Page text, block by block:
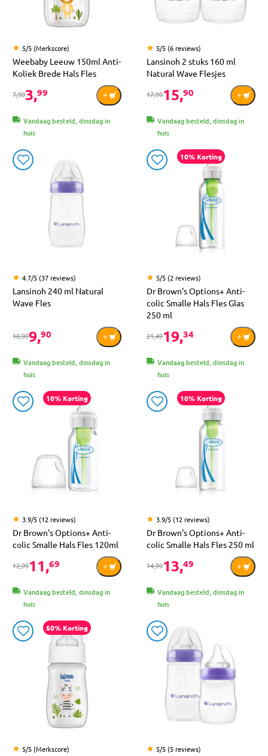
5/5 (Merkscore)
Weebaby Leeuw 150ml Anti-
Koliek Brede Hals Fles
7,993,99
Vandaag besteld, dinsdag in
huis
5/5 (6 reviews)
Lansinoh 2 stuks 160 ml
Natural Wave Flesjes
17,9915,90
Vandaag besteld, dinsdag in
huis
4.7/5 (37 reviews)
Lansinoh 240 ml Natural
Wave Fles
10,999,90
Vandaag besteld, dinsdag in
huis
10% Korting
5/5 (2 reviews)
Dr Brown's Options+ Anti-
colic Smalle Hals Fles Glas
250 ml
21,4919,34
Vandaag besteld, dinsdag in
huis
10% Korting
3.9/5 (12 reviews)
Dr Brown's Options+ Anti-
colic Smalle Hals Fles 120ml
12,9911,69
Vandaag besteld, dinsdag in
huis
10% Korting
3.9/5 (12 reviews)
Dr Brown's Options+ Anti-
colic Smalle Hals Fles 250 ml
14,9913,49
Vandaag besteld, dinsdag in
huis
50% Korting
5/5 (Merkscore) 5/5 (5 reviews)